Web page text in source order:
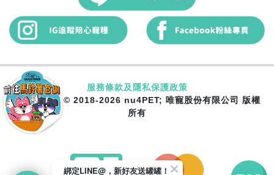
服務條款及隱私保護政策
Copyright © 2018-2026 nu4PET; 唯寵股份有限公司 版權
所有
綁定LINE@，新好友送罐罐！